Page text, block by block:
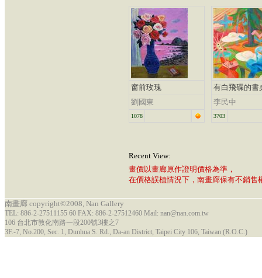
窗前玫瑰
劉國東
1078
有白飛碟的書
李民中
3703
Recent View:
畫價以畫廊原作證明價格為準，
在價格誤植情況下，南畫廊保有不銷售
南畫廊 copyright©2008, Nan Gallery
TEL: 886-2-27511155 60 FAX: 886-2-27512460 Mail: nan@nan.com.tw
106 台北市敦化南路一段200號3樓之7
3F.-7, No.200, Sec. 1, Dunhua S. Rd., Da-an District, Taipei City 106, Taiwan (R.O.C.)